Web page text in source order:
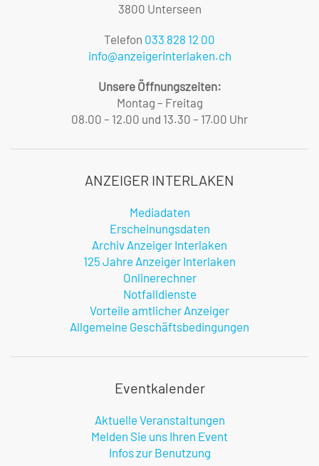
3800 Unterseen
Telefon 033 828 12 00
info@anzeigerinterlaken.ch
Unsere Öffnungszeiten:
Montag – Freitag
08.00 – 12.00 und 13.30 – 17.00 Uhr
ANZEIGER INTERLAKEN
Mediadaten
Erscheinungsdaten
Archiv Anzeiger Interlaken
125 Jahre Anzeiger Interlaken
Onlinerechner
Notfalldienste
Vorteile amtlicher Anzeiger
Allgemeine Geschäftsbedingungen
Eventkalender
Aktuelle Veranstaltungen
Melden Sie uns Ihren Event
Infos zur Benutzung